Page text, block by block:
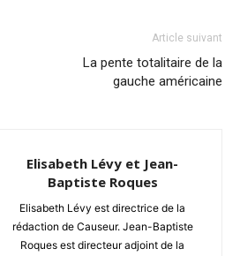
Article suivant
La pente totalitaire de la
gauche américaine
Elisabeth Lévy et Jean-
Baptiste Roques
Elisabeth Lévy est directrice de la
rédaction de Causeur. Jean-Baptiste
Roques est directeur adjoint de la